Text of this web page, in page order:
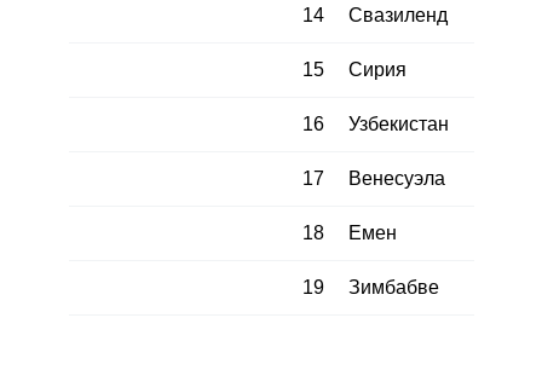
14 Свазиленд
15 Сирия
16 Узбекистан
17 Венесуэла
18 Емен
19 Зимбабве